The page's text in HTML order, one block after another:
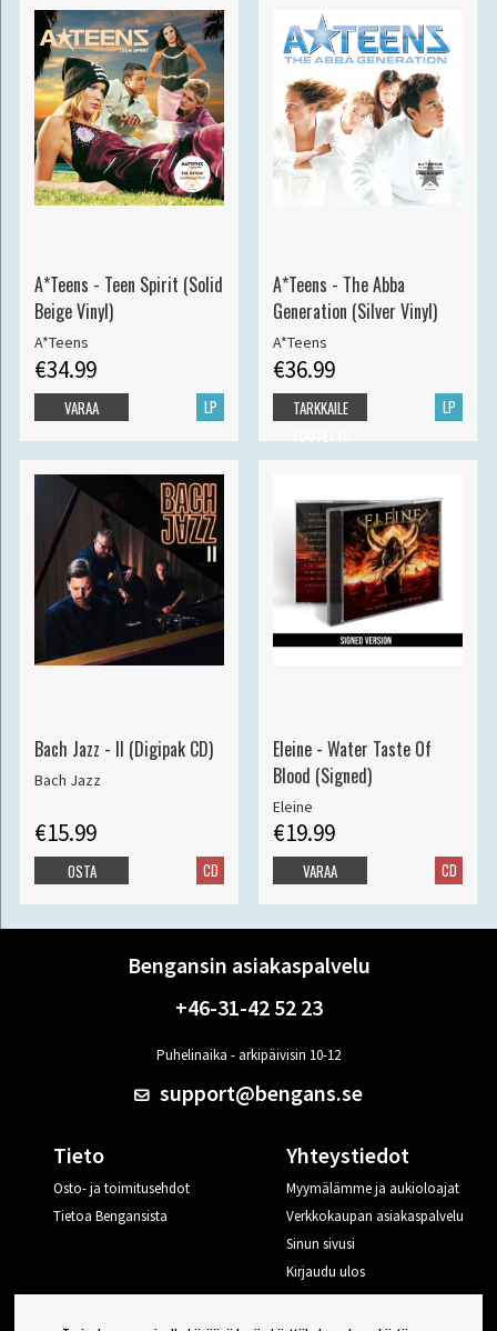
A*Teens - Teen Spirit (Solid
Beige Vinyl)
A*Teens
€34.99
LP
VARAA
A*Teens - The Abba
Generation (Silver Vinyl)
A*Teens
€36.99
LP
TARKKAILE
Bach Jazz - II (Digipak CD)
Bach Jazz
€15.99
CD
OSTA
Eleine - Water Taste Of
Blood (Signed)
Eleine
€19.99
CD
VARAA
Bengansin asiakaspalvelu
+46-31-42 52 23
Puhelinaika - arkipäivisin 10-12
support@bengans.se
Tieto
Osto- ja toimitusehdot
Tietoa Bengansista
Yhteystiedot
Myymälämme ja aukioloajat
Verkkokaupan asiakaspalvelu
Sinun sivusi
Kirjaudu ulos